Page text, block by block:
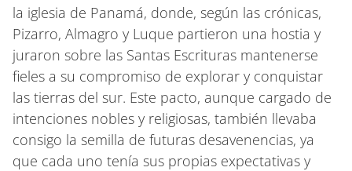
la iglesia de Panamá, donde, según las crónicas,
Pizarro, Almagro y Luque partieron una hostia y
juraron sobre las Santas Escrituras mantenerse
fieles a su compromiso de explorar y conquistar
las tierras del sur. Este pacto, aunque cargado de
intenciones nobles y religiosas, también llevaba
consigo la semilla de futuras desavenencias, ya
que cada uno tenía sus propias expectativas y